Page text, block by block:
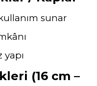
sunar
yapı
(16 cm –